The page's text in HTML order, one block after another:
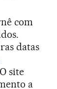
com
datas
site
a